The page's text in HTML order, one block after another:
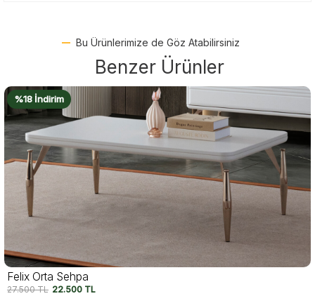
Bu Ürünlerimize de Göz Atabilirsiniz
Benzer Ürünler
%16 İndirim
Luma Orta Sehpa
20.950TL 17.500 TL